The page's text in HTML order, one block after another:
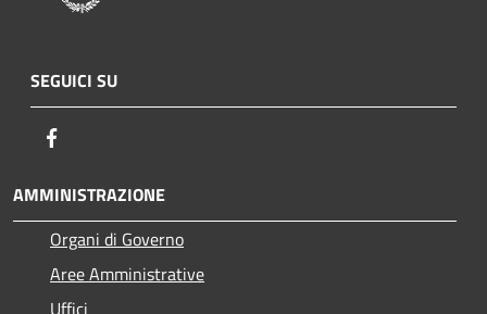
SEGUICI SU
AMMINISTRAZIONE
Organi di Governo
Aree Amministrative